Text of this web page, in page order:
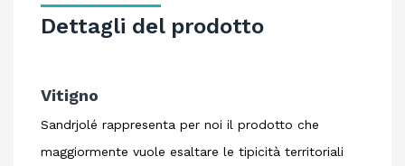
Dettagli del prodotto
Vitigno
Sandrjolé rappresenta per noi il prodotto che
maggiormente vuole esaltare le tipicità territoriali